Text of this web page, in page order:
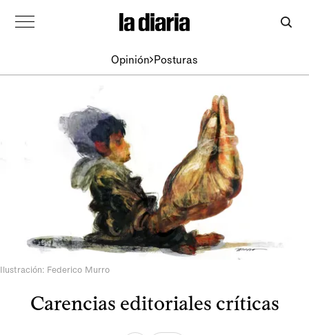
Opinión Posturas
Ilustración: Federico Murro
Carencias editoriales críticas